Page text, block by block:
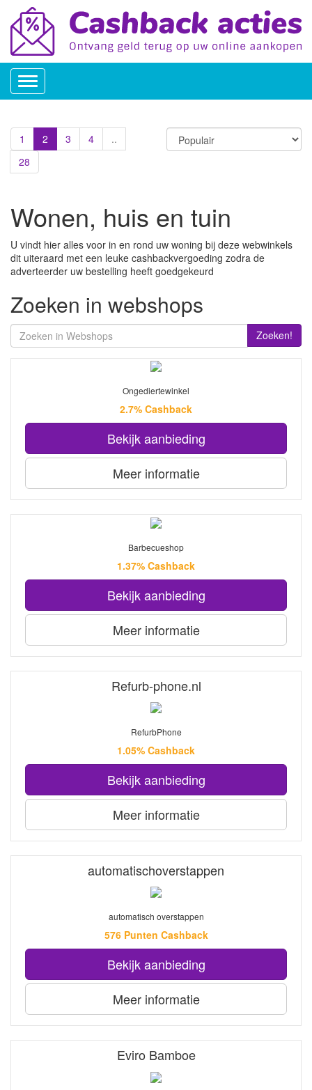
Toggle
navigation
1 2 3 4
..
28
Wonen, huis en tuin
U vindt hier alles voor in en rond uw woning bij deze webwinkels
dit uiteraard met een leuke cashbackvergoeding zodra de
adverteerder uw bestelling heeft goedgekeurd
Zoeken in webshops
Zoeken!
Ongediertewinkel
2.7% Cashback
Bekijk aanbieding
Meer informatie
Barbecueshop
1.37% Cashback
Bekijk aanbieding
Meer informatie
Refurb-phone.nl
RefurbPhone
1.05% Cashback
Bekijk aanbieding
Meer informatie
automatischoverstappen
automatisch overstappen
576 Punten Cashback
Bekijk aanbieding
Meer informatie
Eviro Bamboe